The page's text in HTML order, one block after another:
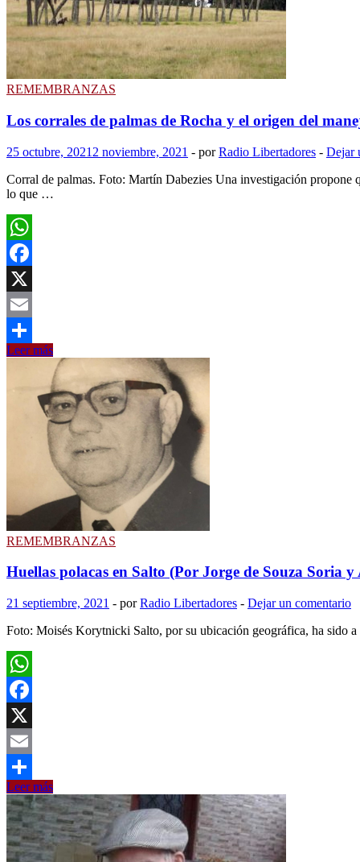
REMEMBRANZAS
Los corrales de palmas de Rocha y el origen del
25 octubre, 2021 2 noviembre, 2021 - porRadio Libertadores - Dejar
Corral de palmas. Foto: Martín Dabezies Una investigación propone
lo que …
WhatsApp
Facebook
X
Email
Compartir
Los
palmas
ganadero
en
Uruguay
Leer más
REMEMBRANZAS
Huellas polacas en Salto (Por Jorge de Souza Soria
21 septiembre, 2021 - porRadio Libertadores - Dejar un comentario
Foto: Moisés Korytnicki Salto, por su ubicación geográfica, ha sido
WhatsApp
Facebook
X
Email
Compartir
Huellas
polacas
en
Salto
(Por
Jorge
Leer más